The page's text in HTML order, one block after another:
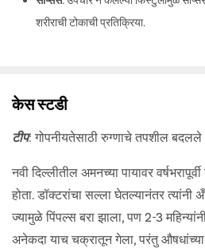
शरीराची टोकाची प्रतिक्रिया.
केस स्टडी
टीप: गोपनीयतेसाठी रुग्णाचे तपशील
नवी दिल्लीतील अमनच्या पायावर
होता. डॉक्टरांचा सल्ला घेतल्यानंतर त्यांनी
ज्यामुळे पिंपल्स बरा झाला, पण 2-3
अनेकदा याच चक्रातून गेला, परंतु